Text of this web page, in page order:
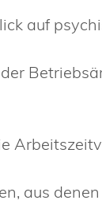
auf
aus